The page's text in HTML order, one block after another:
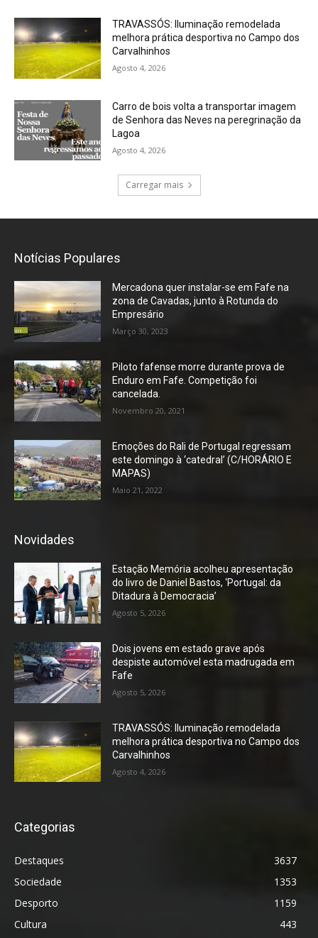
TRAVASSÓS: Iluminação remodelada
melhora prática desportiva no Campo dos
Carvalhinhos
Agosto 4, 2026
Carro de bois volta a transportar imagem
de Senhora das Neves na peregrinação da
Lagoa
Agosto 4, 2026
Carregar mais
Notícias Populares
Mercadona quer instalar-se em Fafe na
zona de Cavadas, junto à Rotunda do
Empresário
Março 30, 2023
Piloto fafense morre durante prova de
Enduro em Fafe. Competição foi
cancelada.
Novembro 20, 2021
Emoções do Rali de Portugal regressam
este domingo à ‘catedral’ (C/HORÁRIO E
MAPAS)
Maio 21, 2022
Novidades
Estação Memória acolheu apresentação
do livro de Daniel Bastos, ‘Portugal: da
Ditadura à Democracia’
Agosto 5, 2026
Dois jovens em estado grave após
despiste automóvel esta madrugada em
Fafe
Agosto 5, 2026
TRAVASSÓS: Iluminação remodelada
melhora prática desportiva no Campo dos
Carvalhinhos
Agosto 4, 2026
Categorias
Destaques
3637
Sociedade
1353
Desporto
1159
Cultura
443